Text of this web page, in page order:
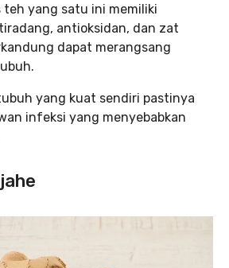
teh yang satu ini memiliki
antioksidan, dan zat
dapat merangsang
yang kuat sendiri pastinya
infeksi yang menyebabkan